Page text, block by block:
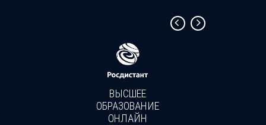
ВЫСШЕЕ
ОБРАЗОВАНИЕ
ОНЛАЙН